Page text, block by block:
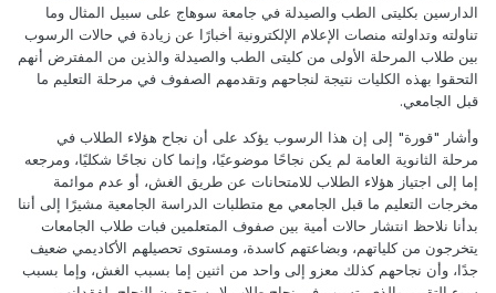
الدارسين بكليتى الطب والصيدلة في جامعة سوهاج على سبيل المثال وما
تناولته وتداولته منصات الإعلام الإلكترونية أخبارًا عن زيادة في حالات الرسوب
بين طلاب المرحلة الأولى من كليتى الطب والصيدلة والذين من المفترض أنهم
التحقوا بهذه الكليات نتيجة لنجاحهم وتقدمهم الصفوف في مرحلة التعليم ما
قبل الجامعي.
وأشار "قورة" إلى إن هذا الرسوب يؤكد على أن نجاح هؤلاء الطلاب في
مرحلة الثانوية العامة لم يكن نجاحًا موضوعيًا، وإنما كان نجاحًا شكليًا، ومرجعه
إما إلى اجتياز هؤلاء الطلاب للامتحانات عن طريق الغش، أو عدم موائمة
مخرجات التعليم ما قبل الجامعي مع متطلبات الدراسة الجامعية مشيرًا إلى أننا
بدأنا نلاحظ انتشار حالات أمية بين صفوف المتعلمين فبات طلاب الجامعات
يتخرجون من كلياتهم، وبضاعتهم كاسدة، ومستوى تحصيلهم الأكاديمي ضعيف
جدًا، وأن نجاحهم كذلك معزو إلى واحد من اثنين إما بسبب الغش، وإما بسبب